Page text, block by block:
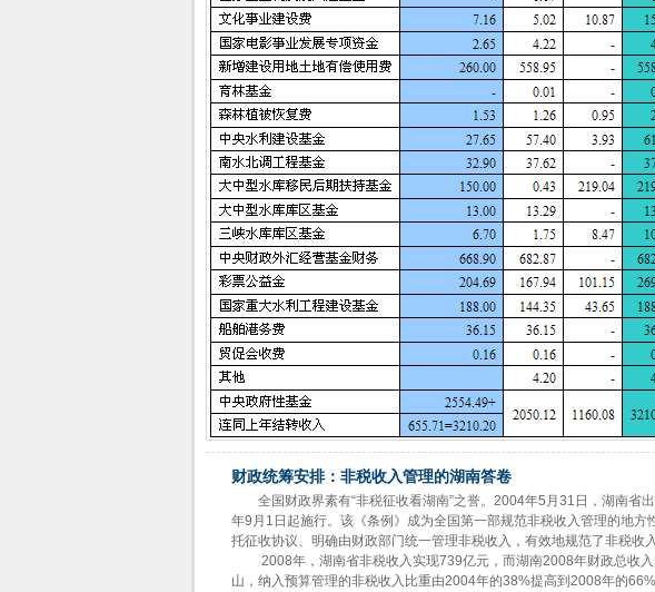
财政统筹安排：非税收入管理的湖南答卷
全国财政界素有“非税征收看湖南”之誉。2004年5月31日，湖南省
年9月1日起施行。该《条例》成为全国第一部规范非税收入管理的地
托征收协议、明确由财政部门统一管理非税收入，有效地规范了非税收
2008年，湖南省非税收入实现739亿元，而湖南2008年财政总收入
山，纳入预算管理的非税收入比重由2004年的38%提高到2008年的